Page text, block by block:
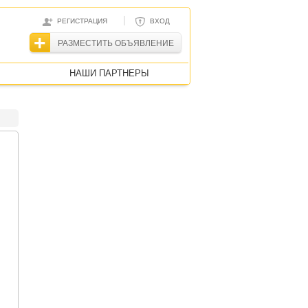
РЕГИСТРАЦИЯ | ВХОД
РАЗМЕСТИТЬ ОБЪЯВЛЕНИЕ
НАШИ ПАРТНЕРЫ